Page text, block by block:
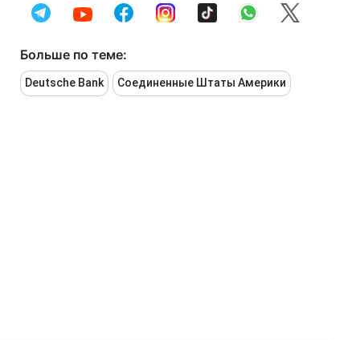
Больше по теме:
Deutsche Bank Соединенные Штаты Америки